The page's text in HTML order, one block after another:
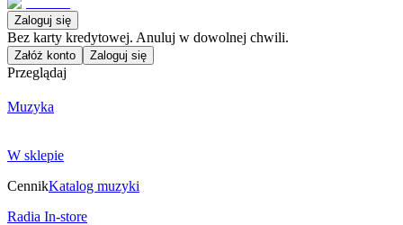
Zaloguj się
Bez karty kredytowej. Anuluj w dowolnej chwili.
Załóż konto Zaloguj się
Przeglądaj
Muzyka
W sklepie
CennikKatalog muzyki
Radia In-store